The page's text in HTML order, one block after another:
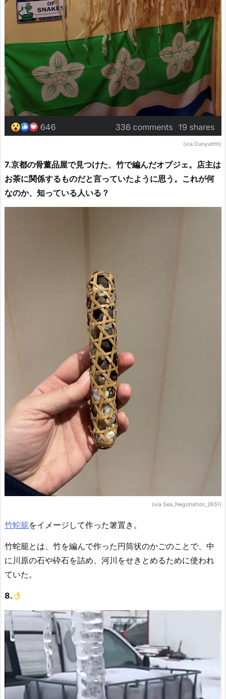
(via Dunyuhhh)
7.京都の骨董品屋で見つけた、竹で編んだオブジェ。店主は
お茶に関係するものだと言っていたように思う。これが何
なのか、知っている人いる？
(via Sea_Negotiation_2651)
竹蛇籠をイメージして作った箸置き。
竹蛇籠とは、竹を編んで作った円筒状のかごのことで、中
に川原の石や砕石を詰め、河川をせきとめるために使われ
ていた。
8.